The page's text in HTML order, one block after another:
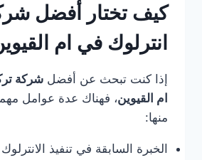
كيف تختار أفضل
انترلوك في ام
إذا كنت تبحث عن أفضل شركة
ام القيوين، فهناك عدة عوامل
منها:
الخبرة السابقة في تنفيذ الانترلوك